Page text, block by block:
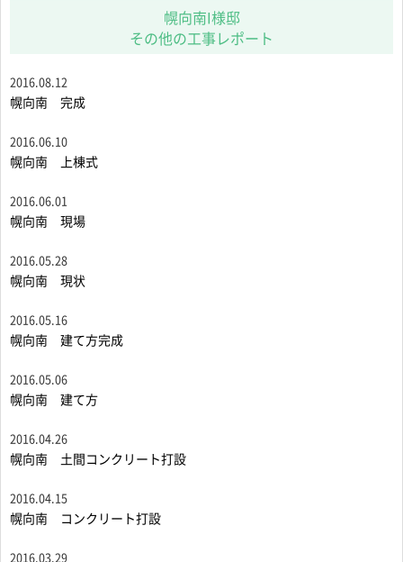
幌向南I様邸
その他の工事レポート
2016.08.12
幌向南 完成
2016.06.10
幌向南 上棟式
2016.06.01
幌向南 現場
2016.05.28
幌向南 現状
2016.05.16
幌向南 建て方完成
2016.05.06
幌向南 建て方
2016.04.26
幌向南 土間コンクリート打設
2016.04.15
幌向南 コンクリート打設
2016.03.29